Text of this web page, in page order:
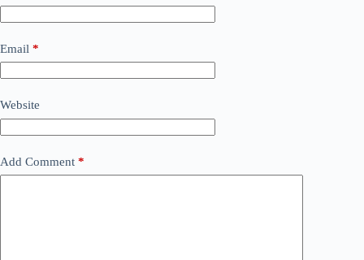
Email *
Website
Add Comment *